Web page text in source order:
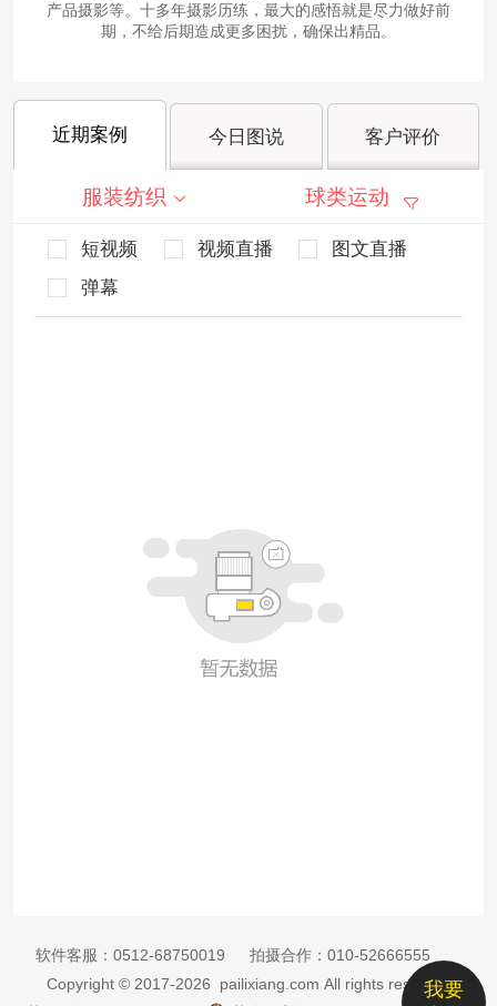
产品摄影等。十多年摄影历练，最大的感悟就是尽力做好前
期，不给后期造成更多困扰，确保出精品。
近期案例 今日图说 客户评价
服装纺织 球类运动
短视频 视频直播
图文直播
弹幕
我要
软件客服： 0512-68750019 拍摄合作： 010-52666555
Copyright © 2017-2026 pailixiang.com All rights reserved